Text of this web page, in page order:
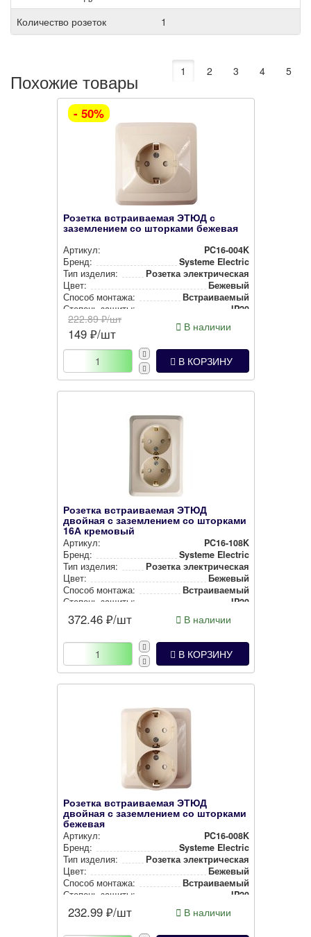
Количество розеток
1
Похожие товары 1 2 3 4 5
- 50%
Розетка встраиваемая ЭТЮД с
заземлением со шторками бежевая
Артикул:
PC16-004K
Бренд:
Systeme Electric
Тип изделия:
Розетка элек­три­чес­кая
Цвет:
Бежевый
Способ монтажа:
Встра­ива­емый
Степень защиты:
IP20
222.89₽/шт
149 ₽/шт В наличии
В КОРЗИНУ
Розетка встраиваемая ЭТЮД
двойная с заземлением со шторками
16А кремовый
Артикул:
PC16-108K
Бренд:
Systeme Electric
Тип изделия:
Розетка элек­три­чес­кая
Цвет:
Бежевый
Способ монтажа:
Встра­ива­емый
Степень защиты:
IP20
372.46 ₽/шт В наличии
В КОРЗИНУ
Розетка встраиваемая ЭТЮД
двойная с заземлением со шторками
бежевая
Артикул:
PC16-008K
Бренд:
Systeme Electric
Тип изделия:
Розетка элек­три­чес­кая
Цвет:
Бежевый
Способ монтажа:
Встра­ива­емый
Степень защиты:
IP20
232.99 ₽/шт В наличии